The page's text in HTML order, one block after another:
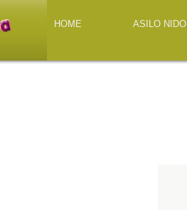
HOME ASILO NIDO